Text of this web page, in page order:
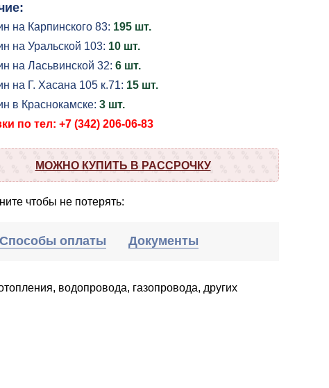
на Карпинского 83: 195 шт.
на Уральской 103: 10 шт.
на Ласьвинской 32: 6 шт.
на Г. Хасана 105 к.71: 15 шт.
в Краснокамске: 3 шт.
по тел: +7 (342) 206-06-83
МОЖНО КУПИТЬ В РАССРОЧКУ
чтобы не потерять:
Способы оплаты Документы
водопровода, газопровода, других